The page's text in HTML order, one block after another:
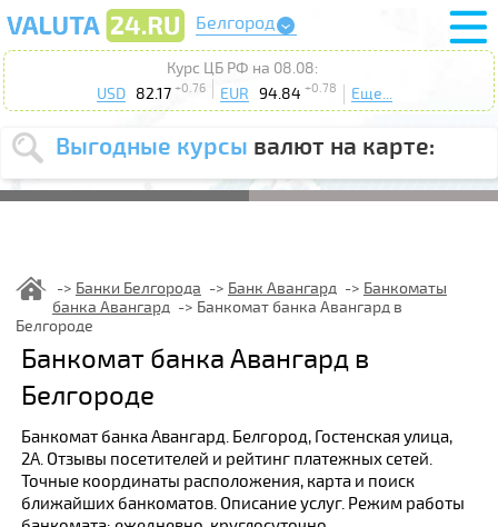
Белгород
Курс ЦБ РФ на 08.08:
USD
82.17 +0.76 EUR 94.84 +0.78 Еще...
Выгодные курсы валют на карте:
Выберите
USD EUR
курс от
Выберите
действие
Банки Белгорода Банк Авангард
Банкоматы
банка Авангард
Банкомат банка Авангард в
Белгороде
Банкомат банка Авангард в
Белгороде
Банкомат банка Авангард. Белгород, Гостенская улица,
2А. Отзывы посетителей и рейтинг платежных сетей.
Точные координаты расположения, карта и поиск
ближайших банкоматов. Описание услуг. Режим работы